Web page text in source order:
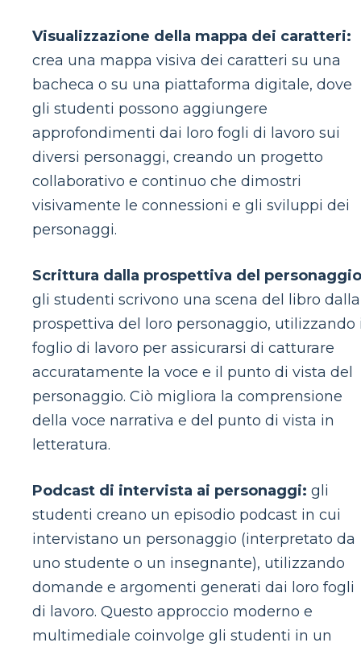
Visualizzazione della mappa dei caratteri:
crea una mappa visiva dei caratteri su una
bacheca o su una piattaforma digitale, dove
gli studenti possono aggiungere
approfondimenti dai loro fogli di lavoro sui
diversi personaggi, creando un progetto
collaborativo e continuo che dimostri
visivamente le connessioni e gli sviluppi dei
personaggi.
Scrittura dalla prospettiva del
gli studenti scrivono una scena del libro dalla
prospettiva del loro personaggio, utilizzando
foglio di lavoro per assicurarsi di catturare
accuratamente la voce e il punto di vista del
personaggio. Ciò migliora la comprensione
della voce narrativa e del punto di vista in
letteratura.
Podcast di intervista ai personaggi: gli
studenti creano un episodio podcast in cui
intervistano un personaggio (interpretato da
uno studente o un insegnante), utilizzando
domande e argomenti generati dai loro fogli
di lavoro. Questo approccio moderno e
multimediale coinvolge gli studenti in un